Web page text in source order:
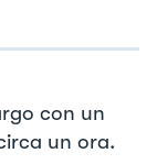
con un
un ora.